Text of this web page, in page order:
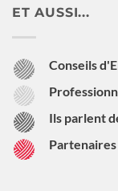
ET AUSSI...
Conseils
Ils parlent